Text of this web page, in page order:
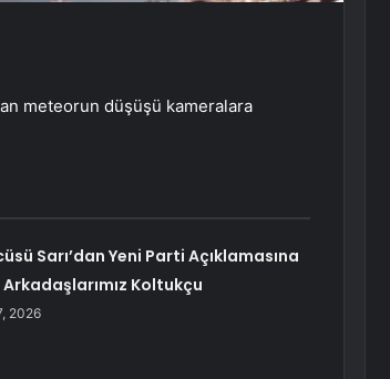
meteorun düşüşü kameralara
Sarı’dan Yeni Parti Açıklamasına
Arkadaşlarımız Koltukçu
2026